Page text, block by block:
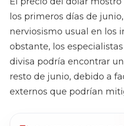
los primeros días de
nerviosismo usual en los
obstante, los
divisa podría encontrar
resto de junio, debido a
externos que podrían